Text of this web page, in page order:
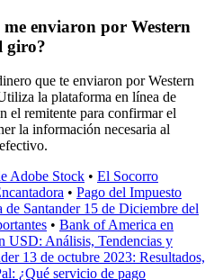
enviaron por Western
giro?
que te enviaron por Western
la plataforma en línea de
el remitente para confirmar el
la información necesaria al
Adobe Stock • El Socorro
• Pago del Impuesto
de Santander 15 de Diciembre del
• Bank of America en
USD: Análisis, Tendencias y
13 de octubre 2023: Resultados,
¿Qué servicio de pago